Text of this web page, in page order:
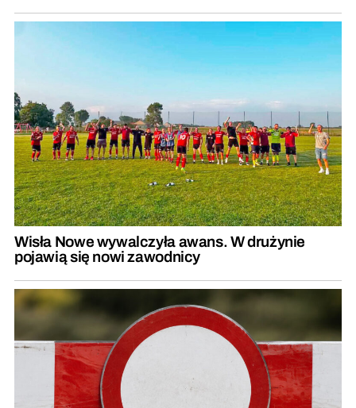
Wisła Nowe wywalczyła awans. W drużynie
pojawią się nowi zawodnicy